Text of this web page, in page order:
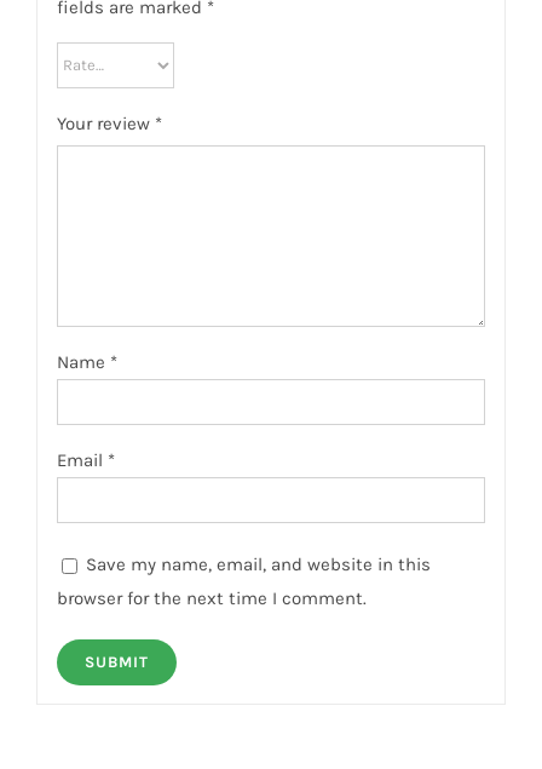
fields are marked *
Your review *
Name *
Email *
Save my name, email, and website in this
browser for the next time I comment.